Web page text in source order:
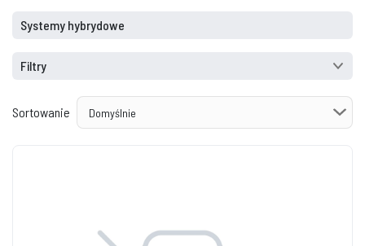
Systemy hybrydowe
Filtry
Sortowanie